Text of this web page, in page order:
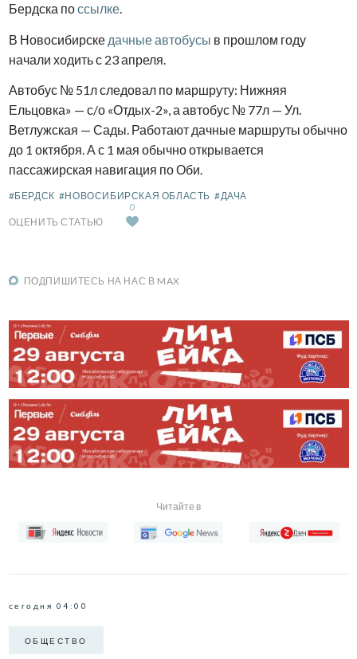
Бердска поссылке.
В Новосибирске дачные автобусы в прошлом году
начали ходить с 23 апреля.
Автобус № 51л следовал по маршруту: Нижняя
Ельцовка» — с/о «Отдых-2», а автобус № 77л — Ул.
Ветлужская — Сады. Работают дачные маршруты обычно
до 1 октября. А с 1 мая обычно открывается
пассажирская навигация по Оби.
#БЕРДСК #НОВОСИБИРСКАЯ ОБЛАСТЬ #ДАЧА
ОЦЕНИТЬ СТАТЬЮ
0
ПОДПИШИТЕСЬ НА НАС В MAX
Читайте в
сегодня 04:00
ОБЩЕСТВО